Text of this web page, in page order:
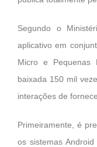
Segundo o
aplicativo em
Micro e Pequenas
baixada 150 mil
interações de
Primeiramente, é
os sistemas